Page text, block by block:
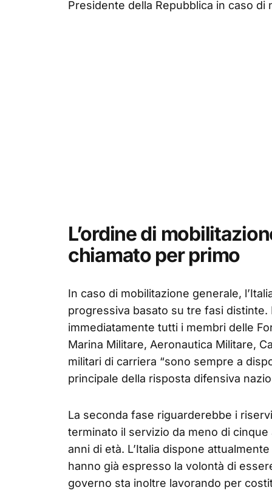
Presidente della Repubblica in caso di
L’ordine di
chiamato per primo
In caso di mobilitazione generale,
progressiva basato su tre fasi
immediatamente tutti i membri delle
Marina Militare, Aeronautica Militare,
militari di carriera “sono sempre a
principale della risposta difensiva
La seconda fase riguarderebbe i
terminato il servizio da meno di
anni di età. L’Italia dispone
hanno già espresso la volontà di
governo sta inoltre lavorando per